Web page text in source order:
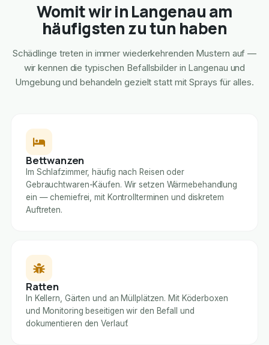
Womit wir in Langenau am
häufigsten zu tun haben
Schädlinge treten in immer wiederkehrenden Mustern auf —
wir kennen die typischen Befallsbilder in Langenau und
Umgebung und behandeln gezielt statt mit Sprays für alles.
Bettwanzen
Im Schlafzimmer, häufig nach Reisen oder
Gebrauchtwaren-Käufen. Wir setzen Wärmebehandlung
ein — chemiefrei, mit Kontrollterminen und diskretem
Auftreten.
Ratten
In Kellern, Gärten und an Müllplätzen. Mit Köderboxen
und Monitoring beseitigen wir den Befall und
dokumentieren den Verlauf.